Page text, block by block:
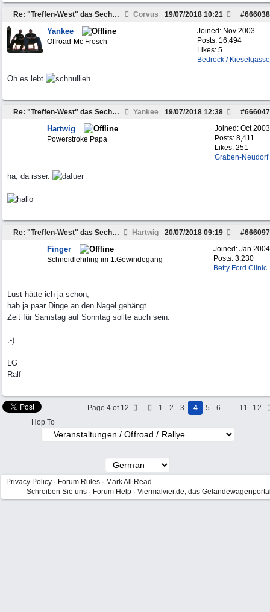
Re: "Treffen-West" das Sechste am 3.-5. August 2018 Corvus #666038
19/07/2018 10:21
Joined: Nov 2003
Posts: 16,494
Likes: 5
Bedrock / Kieselgasse
Yankee
Offroad-Mc Frosch
Oh es lebt
Re: "Treffen-West" das Sechste am 3.-5. August 2018 Yankee #666047
19/07/2018 12:38
Joined: Oct 2003
Posts: 8,411
Likes: 251
Graben-Neudorf
Hartwig
Powerstroke Papa
ha, da isser.
Re: "Treffen-West" das Sechste am 3.-5. August 2018 Hartwig #666097
20/07/2018 09:19
Joined: Jan 2004
Posts: 3,230
Betty Ford Clinic
Finger
Schneidlehrling im 1.Gewindegang
Lust hätte ich ja schon,
hab ja paar Dinge an den Nagel gehängt.
Zeit für Samstag auf Sonntag sollte auch sein.
:-)
LG
Ralf
Page 4 of 12 1 2 3 4 5 6 … 11
12
Hop To
Privacy Policy · Forum Rules · Mark All Read
Schreiben Sie uns · Forum Help · Viermalvier.de, das